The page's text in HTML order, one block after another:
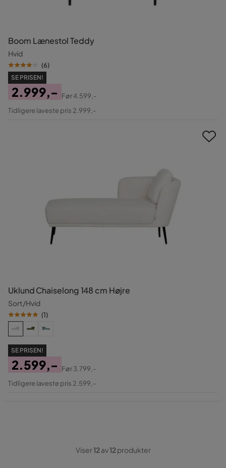
Boom Lænestol Teddy
Hvid
(6)
SE PRISEN!
Pris
2.999,-
Original
Før4.599,-
Tidligere laveste pris 2.999,-
Uklund Chaiselong 148 cm Højre
Sort/Hvid
(1)
SE PRISEN!
Pris
2.599,-
Original
Før3.799,-
Tidligere laveste pris 2.599,-
Viser12av12produkter